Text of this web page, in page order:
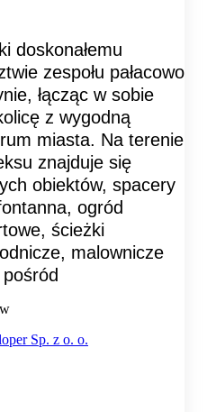
doskonałemu
zespołu pałacowo
łącząc w sobie
z wygodną
miasta. Na terenie
znajduje się
obiektów, spacery
ogród
ścieżki
malownicze
Sp. z o. o.